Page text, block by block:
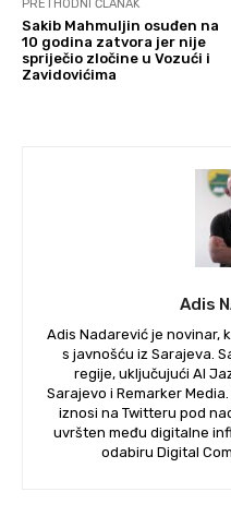
PRETHODNI ČLANAK
Sakib Mahmuljin osuđen na
10 godina zatvora jer nije
spriječio zločine u Vozući i
Zavidovićima
Adis
Adis Nadarević je novinar,
s javnošću iz Sarajeva.
regije, uključujući Al
Sarajevo i Remarker
iznosi na Twitteru pod
uvršten među digitalne
odabiru Digital